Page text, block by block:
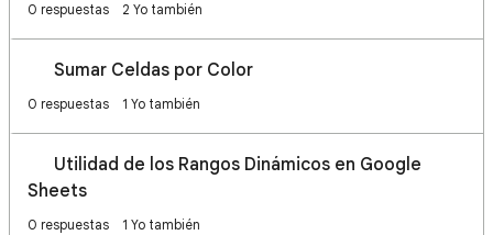
0 respuestas 2 Yo también
🎨 Sumar Celdas por Color
0 respuestas 1 Yo también
🔥 Utilidad de los Rangos Dinámicos en Google
Sheets
0 respuestas 1 Yo también